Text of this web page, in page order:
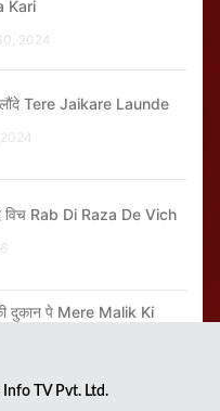
Kari
2024
Tere Jaikare Launde
विच Rab Di Raza De Vich
दुकान पे Mere Malik Ki
TV Pvt. Ltd.